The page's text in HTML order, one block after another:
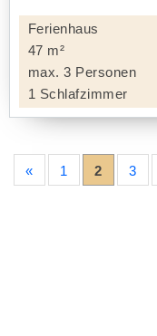
Ferienhaus
47 m²
max. 3 Personen
1 Schlafzimmer
« 1 2 3